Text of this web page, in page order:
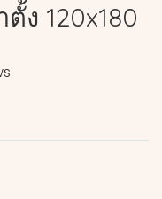
ง 120x180